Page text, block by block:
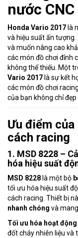
nước
Honda Vario 2017là
và hiệu suất ấn
và muốn nâng cao
các món đồ chơi đỉnh
không thể thiếu. Một
Vario 2017là sự kết
các món đồ chơi
của bạn không chỉ
Ưu điểm
cách racing
1. MSD 8228 –
hóa hiệu suất
MSD 8228là một bộ
tối ưu hóa hiệu suất
cách racing. Thiết bị
nhanh chóng và
Tối ưu hóa hoạt
đốt cháy nhiên liệu và